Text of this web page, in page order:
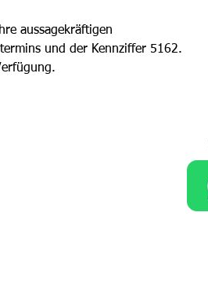
aussagekräftigen
und der Kennziffer 5162.